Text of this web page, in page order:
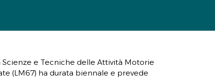
Scienze e Tecniche delle Attività Motorie
(LM67) ha durata biennale e prevede